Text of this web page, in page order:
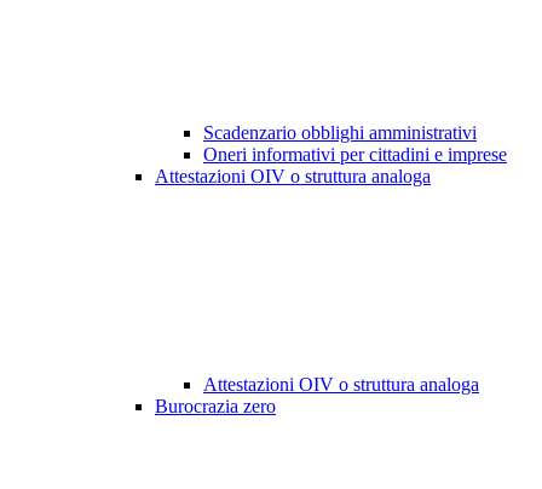
Scadenzario obblighi amministrativi
Oneri informativi per cittadini e imprese
Attestazioni OIV o struttura analoga
Attestazioni OIV o struttura analoga
Burocrazia zero